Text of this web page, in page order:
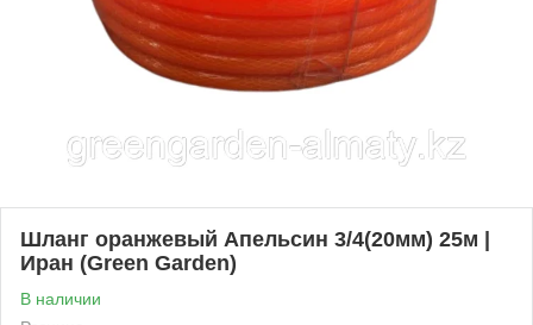
Шланг оранжевый Апельсин 3/4(20мм) 25м |
Иран (Green Garden)
В наличии